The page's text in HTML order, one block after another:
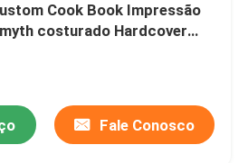
Cook Book Impressão
costurado Hardcover
Fale Conosco